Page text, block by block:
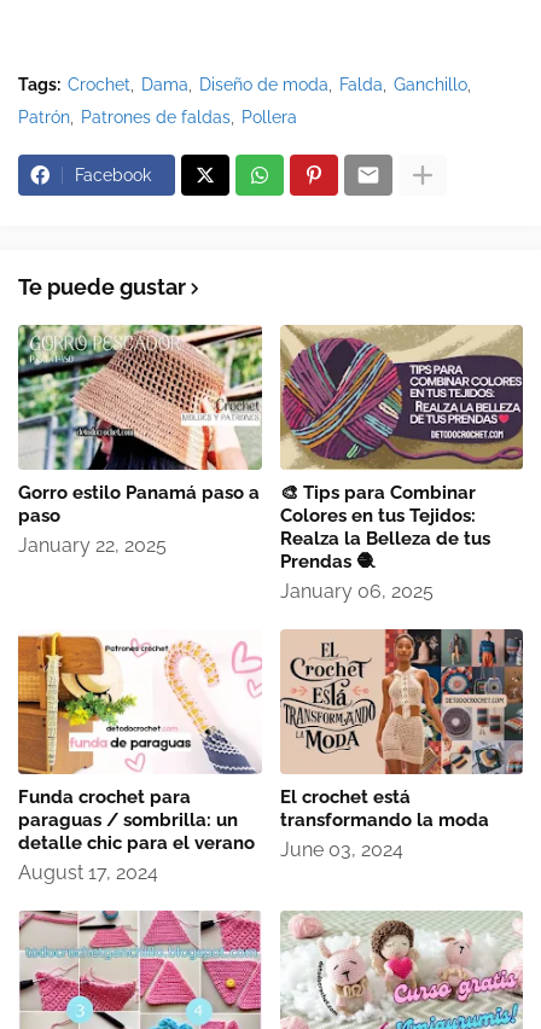
Tags: Crochet Dama Diseño de moda Falda
Ganchillo
Patrón
Patrones de faldas Pollera
Facebook
Te puede gustar
Gorro estilo Panamá paso a
paso
January 22, 2025
🎨 Tips para Combinar
Colores en tus Tejidos:
Realza la Belleza de tus
Prendas 🧶
January 06, 2025
Funda crochet para
paraguas / sombrilla: un
detalle chic para el verano
August 17, 2024
El crochet está
transformando la moda
June 03, 2024